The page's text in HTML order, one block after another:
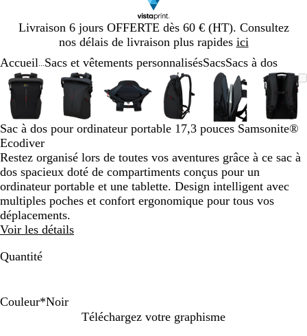
Livraison 6 jours OFFERTE dès 60 € (HT). Consultez
nos délais de livraison plus rapides ici
Diapositive
1
Accueil Sacs et vêtements personnalisésSacsSacs à dos
Image
zoomable
Zoom
au
minimum
Cliquez
pour
développer
Utilisez
les
touches
plus
et
moins
pour
zoomer
et
les
touches
fléchées
pour
faire
Image
zoomable
Zoom
au
minimum
Cliquez
pour
développer
Utilisez
les
touches
plus
et
pour
zoomer
et
les
Image
zoomable
Zoom
au
minimum
Cliquez
pour
développer
Utilisez
les
touches
et
pour
zoomer
et
les
Image
zoomable
Zoom
au
minimum
Cliquez
pour
développer
Utilisez
les
touches
plus
et
pour
zoomer
et
les
Image
zoomable
Zoom
au
minimum
Cliquez
pour
développer
Utilisez
les
touches
plus
et
pour
zoomer
et
les
au
pour
les
plus
et
pour
et
Diapositive
sur
Sac à dos pour ordinateur portable 17,3 pouces Samsonite®
Ecodiver
Restez organisé lors de toutes vos aventures grâce à ce sac à
dos spacieux doté de compartiments conçus pour un
ordinateur portable et une tablette. Design intelligent avec
multiples poches et confort ergonomique pour tous vos
déplacements.
Voir les détails
Quantité
Couleur*Noir
Téléchargez votre graphisme